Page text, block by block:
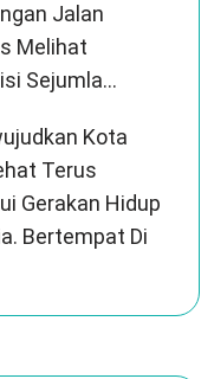
Jalan
Melihat
Sejumla...
Kota
Terus
Gerakan Hidup
Bertempat Di